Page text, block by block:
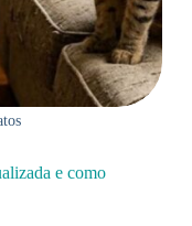
e como